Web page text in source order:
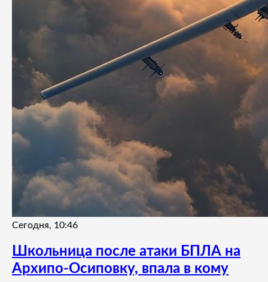
Сегодня, 10:46
Школьница после атаки БПЛА на
Архипо-Осиповку, впала в кому